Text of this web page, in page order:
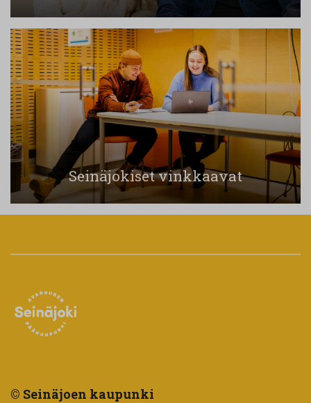
Seinäjokiset vinkkaavat
© Seinäjoen kaupunki